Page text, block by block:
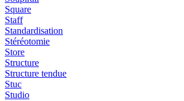
Square
Staff
Standardisation
Stéréotomie
Store
Structure
Structure tendue
Stuc
Studio